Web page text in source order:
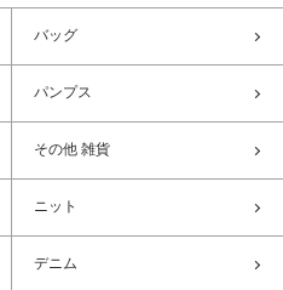
バッグ
パンプス
その他 雑貨
ニット
デニム